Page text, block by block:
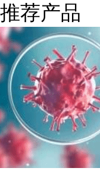
推荐产品